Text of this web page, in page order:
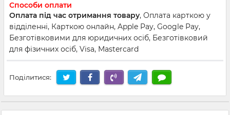
Способи оплати
Оплата під час отримання товару, Оплата карткою у
відділенні, Карткою онлайн, Apple Pay, Google Pay,
Безготівковими для юридичних осіб, Безготівковий
для фізичних осіб, Visa, Mastercard
Поділитися: